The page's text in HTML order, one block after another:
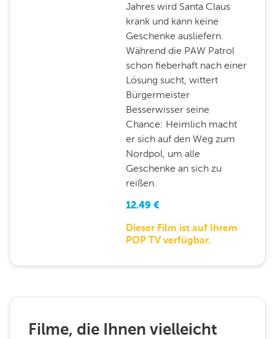
Jahres wird Santa Claus
krank und kann keine
Geschenke ausliefern.
Während die PAW Patrol
schon fieberhaft nach einer
Lösung sucht, wittert
Bürgermeister
Besserwisser seine
Chance: Heimlich macht
er sich auf den Weg zum
Nordpol, um alle
Geschenke an sich zu
reißen.
12.49 €
Dieser Film ist auf Ihrem
POP TV verfügbar.
Filme, die Ihnen vielleicht